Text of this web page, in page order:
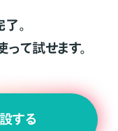
。
て試せます。
する